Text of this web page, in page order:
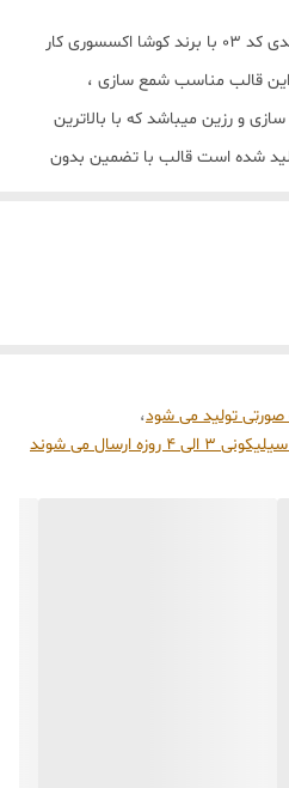
قالب شمع سیلیکونی مدل خرس تدی کد 03 با برند کوشا اکسسوری کار
قالب مناسب شمع سازی ،
و رزین میباشد که با بالاترین
شده است قالب با تضمین بدون
تولید می شود،
ارسال می شوند